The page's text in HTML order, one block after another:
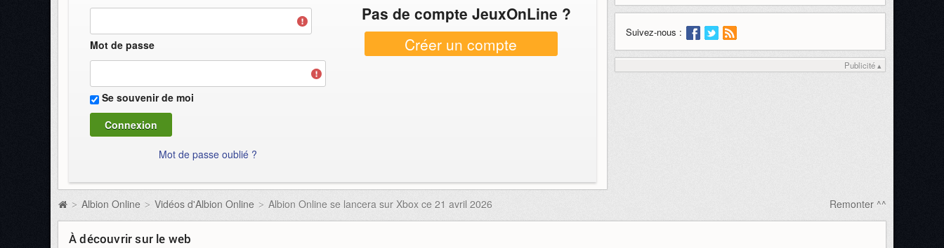
Mot de passe
Se souvenir de moi
Mot de passe oublié ?
Pas de compte JeuxOnLine ?
Créer un compte
Suivez-nous :
Publicité ▴
Remonter ^^
> Albion Online > Vidéos d'Albion Online > Albion Online se lancera sur Xbox ce 21 avril 2026
À découvrir sur le web